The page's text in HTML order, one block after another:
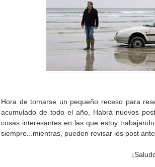
Hora de tomarse un pequeño receso para
acumulado de todo el año, Habrá nuevos
cosas interesantes en las que estoy
siempre...mientras, pueden revisar los post